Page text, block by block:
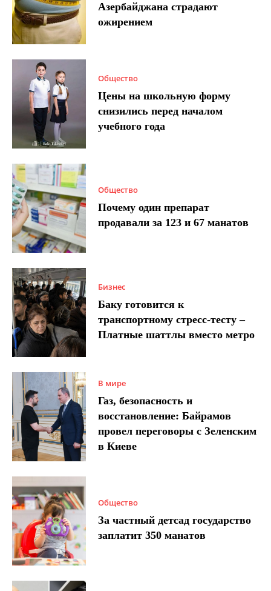
Азербайджана страдают
ожирением
Общество
Цены на школьную форму
снизились перед началом
учебного года
Общество
Почему один препарат
продавали за 123 и 67 манатов
Бизнес
Баку готовится к
транспортному стресс-тесту –
Платные шаттлы вместо метро
В мире
Газ, безопасность и
восстановление: Байрамов
провел переговоры с Зеленским
в Киеве
Общество
За частный детсад государство
заплатит 350 манатов